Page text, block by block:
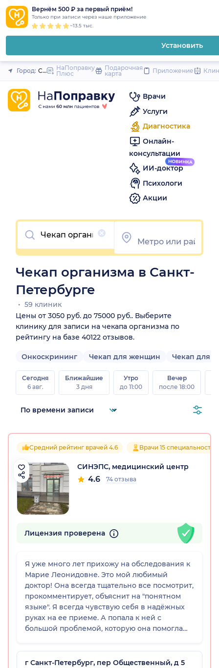
Вернём 500 ₽ за первый приём!
Только при записи через наше приложение
~13.5 тыс.
Установить
Закрыть
Город: Санкт-Петербург
НаПоправку
Плюс
Подарочная
карта
Приложение
Врачи
Услуги
Диагностика
Онлайн-
консультации
ИИ-доктор
Психологи
Акции
Очистить
Чекап организма в Санкт-
Петербурге
59 клиник
Цены от 3050 руб. до 75000 руб.. Выберите
клинику для записи на чекапа организма по
рейтингу на базе 40122 отзывов.
Онкоскрининг Чекап для женщин Чекап для
Сегодня
6 авг.
Ближайшие
3 дня
Утро
до 11:00
Вечер
после 18:00
Средний рейтинг врачей 4.6 Врачи 15 специальностей
СИНЭПС, медицинский центр
4.6 74 отзыва
Лицензия проверена
Я уже много лет прихожу на обследования к
Марие Леонидовне. Это мой любимый
доктор! Она всегда тщательно все посмотрит,
прокомментирует, объяснит на "понятном
языке". Я всегда чувствую себя в надёжных
руках на ее приеме. А попала к ней с
большой проблемой, которую она помогла
самое главное!
г Санкт-Петербург, пер Общественный, д 5